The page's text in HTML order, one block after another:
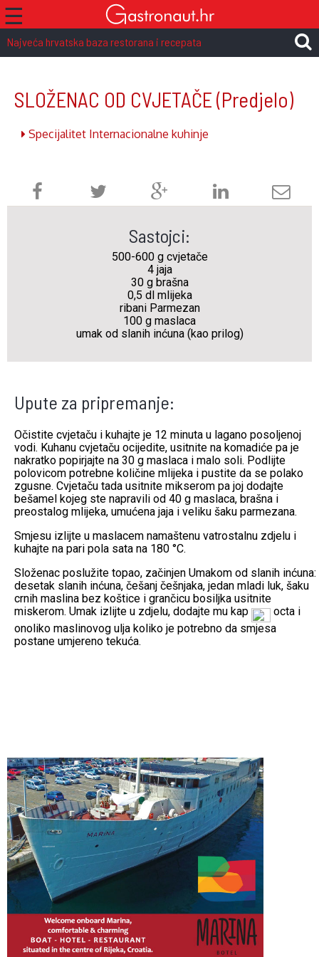
☰
Najveća hrvatska baza restorana i recepata
SLOŽENAC OD CVJETAČE (Predjelo)
Specijalitet Internacionalne kuhinje
Sastojci:
500-600 g cvjetače
4 jaja
30 g brašna
0,5 dl mlijeka
ribani Parmezan
100 g maslaca
umak od slanih inćuna (kao prilog)
Upute za pripremanje:
Očistite cvjetaču i kuhajte je 12 minuta u lagano posoljenoj
vodi. Kuhanu cvjetaču ocijedite, usitnite na komadiće pa je
nakratko popirjajte na 30 g maslaca i malo soli. Podlijte
polovicom potrebne količine mlijeka i pustite da se polako
zgusne. Cvjetaču tada usitnite mikserom pa joj dodajte
bešamel kojeg ste napravili od 40 g maslaca, brašna i
preostalog mlijeka, umućena jaja i veliku šaku parmezana.
Smjesu izlijte u maslacem namaštenu vatrostalnu zdjelu i
kuhajte na pari pola sata na 180 °C.
Složenac poslužite topao, začinjen Umakom od slanih inćuna:
desetak slanih inćuna, češanj češnjaka, jedan mladi luk, šaku
crnih maslina bez koštice i grančicu bosiljka usitnite
miskerom. Umak izlijte u zdjelu, dodajte mu kap
octa i
onoliko maslinovog ulja koliko je potrebno da smjesa
postane umjereno tekuća.